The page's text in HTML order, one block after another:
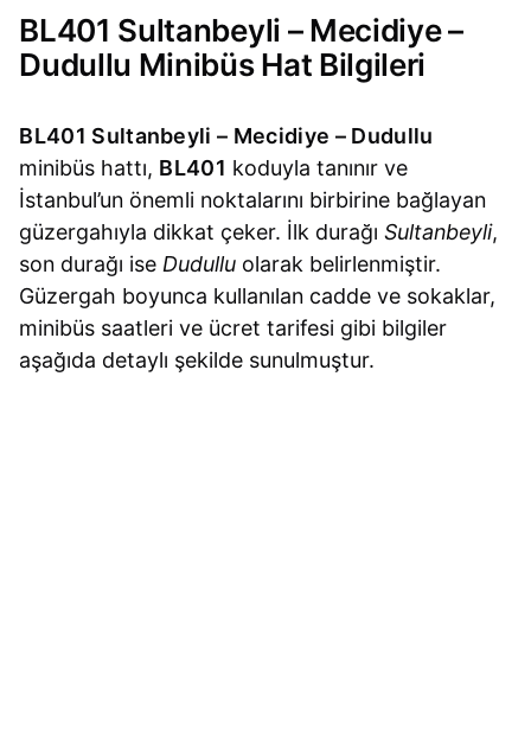
BL401 Sultanbeyli – Mecidiye –
Dudullu Minibüs Hat Bilgileri
BL401 Sultanbeyli – Mecidiye – Dudullu
minibüs hattı, BL401 koduyla tanınır ve
İstanbul’un önemli noktalarını birbirine bağlayan
güzergahıyla dikkat çeker. İlk durağıSultanbeyli,
son durağı ise Dudullu olarak belirlenmiştir.
Güzergah boyunca kullanılan cadde ve sokaklar,
minibüs saatleri ve ücret tarifesi gibi bilgiler
aşağıda detaylı şekilde sunulmuştur.